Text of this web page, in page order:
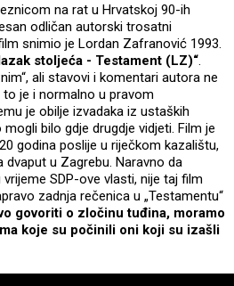
na rat u Hrvatskoj 90-ih
odličan autorski trosatni
snimio je Lordan Zafranović 1993.
stoljeća - Testament (LZ)“.
ali stavovi i komentari autora ne
je i normalno u pravom
je obilje izvadaka iz ustaških
bilo gdje drugdje vidjeti. Film je
godina poslije u riječkom kazalištu,
u Zagrebu. Naravno da
SDP-ove vlasti, nije taj film
zadnja rečenica u „Testamentu“
govoriti o zločinu tuđina, moramo
koje su počinili oni koji su izašli